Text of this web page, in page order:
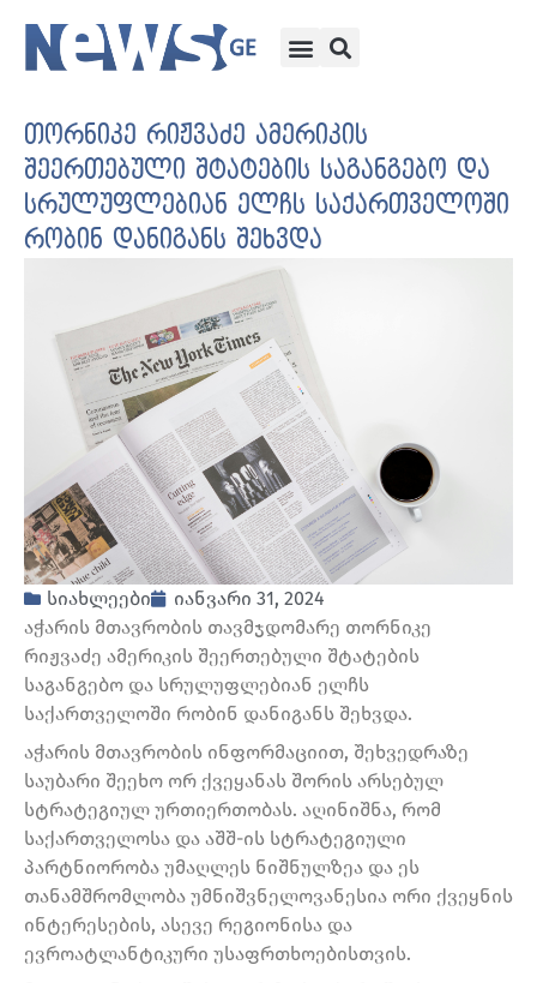
თორნიკე რიჟვაძე ამერიკის
შეერთებული შტატების საგანგებო და
სრულუფლებიან ელჩს საქართველოში
რობინ დანიგანს შეხვდა
სიახლეები
იანვარი 31, 2024
აჭარის მთავრობის თავმჯდომარე თორნიკე
რიჟვაძე ამერიკის შეერთებული შტატების
საგანგებო და სრულუფლებიან ელჩს
საქართველოში რობინ დანიგანს შეხვდა.
აჭარის მთავრობის ინფორმაციით, შეხვედრაზე
საუბარი შეეხო ორ ქვეყანას შორის არსებულ
სტრატეგიულ ურთიერთობას. აღინიშნა, რომ
საქართველოსა და აშშ-ის სტრატეგიული
პარტნიორობა უმაღლეს ნიშნულზეა და ეს
თანამშრომლობა უმნიშვნელოვანესია ორი ქვეყნის
ინტერესების, ასევე რეგიონისა და
ევროატლანტიკური უსაფრთხოებისთვის.